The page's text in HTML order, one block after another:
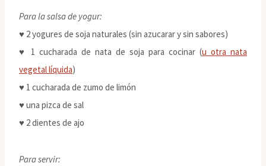
Para la salsa de yogur:
♥ 2 yogures de soja naturales (sin azucarar y sin sabores)
♥ 1 cucharada de nata de soja para cocinar (u otra nata
vegetal líquida)
♥ 1 cucharada de zumo de limón
♥ una pizca de sal
♥ 2 dientes de ajo
Para servir: